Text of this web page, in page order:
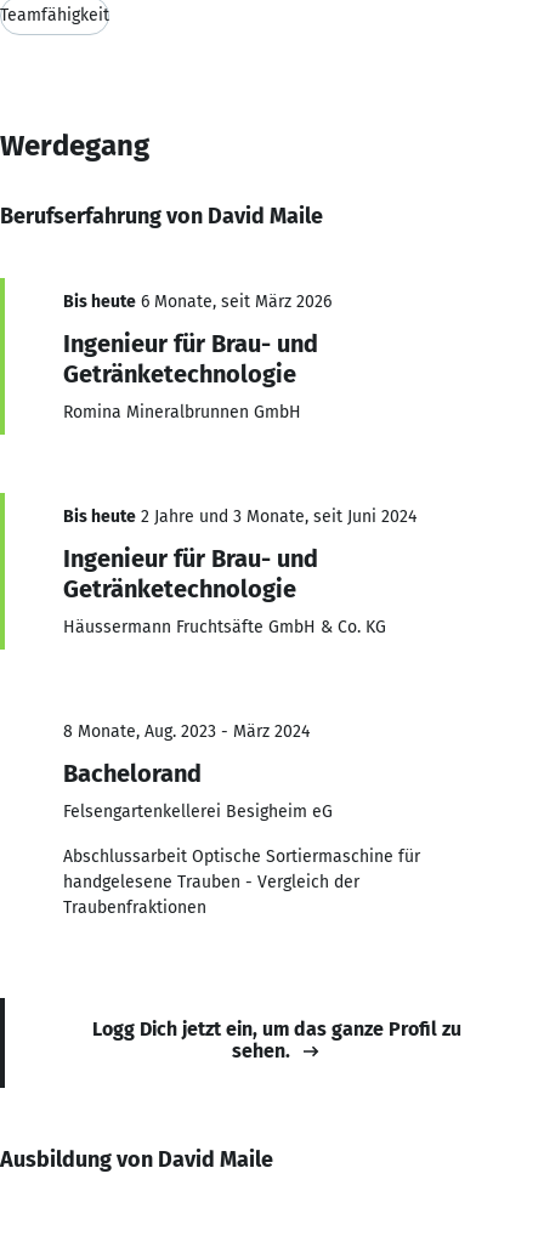
Teamfähigkeit
Werdegang
Berufserfahrung von David Maile
Bis heute 6 Monate, seit März 2026
Ingenieur für Brau- und
Getränketechnologie
Romina Mineralbrunnen GmbH
Bis heute 2 Jahre und 3 Monate, seit Juni 2024
Ingenieur für Brau- und
Getränketechnologie
Häussermann Fruchtsäfte GmbH & Co. KG
8 Monate, Aug. 2023 - März 2024
Bachelorand
Felsengartenkellerei Besigheim eG
Abschlussarbeit Optische Sortiermaschine für
handgelesene Trauben - Vergleich der
Traubenfraktionen
Logg Dich jetzt ein, um das ganze Profil zu
sehen.
Ausbildung von David Maile